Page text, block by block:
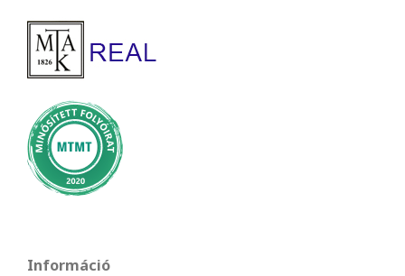
Információ